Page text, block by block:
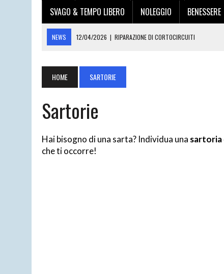
SVAGO & TEMPO LIBERO
NOLEGGIO BENESSERE
NEWS 12/04/2026 | RIPARAZIONE DI CORTOCIRCUITI
12/03/2026 | LAMATURA PARQUET DESIO
15/04/2026
HOME SARTORIE
Sartorie
Hai bisogno di una sarta? Individua una sartoria
che ti occorre!